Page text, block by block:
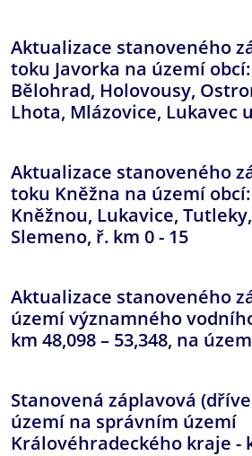
Aktualizace stanoveného
toku Javorka na území
Bělohrad, Holovousy,
Lhota, Mlázovice, Lukavec
Aktualizace stanoveného
toku Kněžna na území
Kněžnou, Lukavice,
Slemeno, ř. km 0 - 15
Aktualizace stanoveného
území významného
km 48,098 – 53,348, na
Stanovená záplavová
území na správním území
Královéhradeckého kraje -